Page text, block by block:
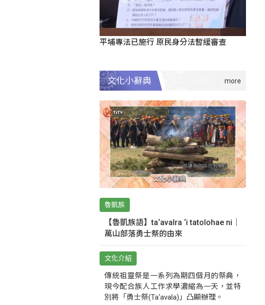
平埔專法已施行 原民身分法暫緩審查
文化小辭典
魯凱族
【魯凱族語】ta‘avalra ‘i tatolohae ni｜
萬山部落勇士祭的由來
文化介紹
傳統祖靈祭是一系列為期四個月的祭典，
現今配合族人工作求學濃縮為一天，並特
別將「勇士祭(Ta‘avala)」凸顯辦理。